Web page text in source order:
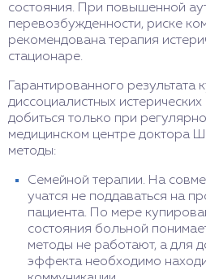
состояния. При повышенной
перевозбужденности, риске
рекомендована терапия
стационаре.
Гарантированного результата
диссоциалистных
добиться только при
медицинском центре доктора
методы:
Семейной терапии. На
учатся не поддаваться на
пациента. По мере
состояния больной
методы не работают, а для
эффекта необходимо